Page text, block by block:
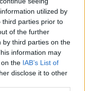
utilized by
third parties prior to
of the further
by third parties on the
information may
the IAB’s List of
disclose it to other
MM-kisoihin – Erik